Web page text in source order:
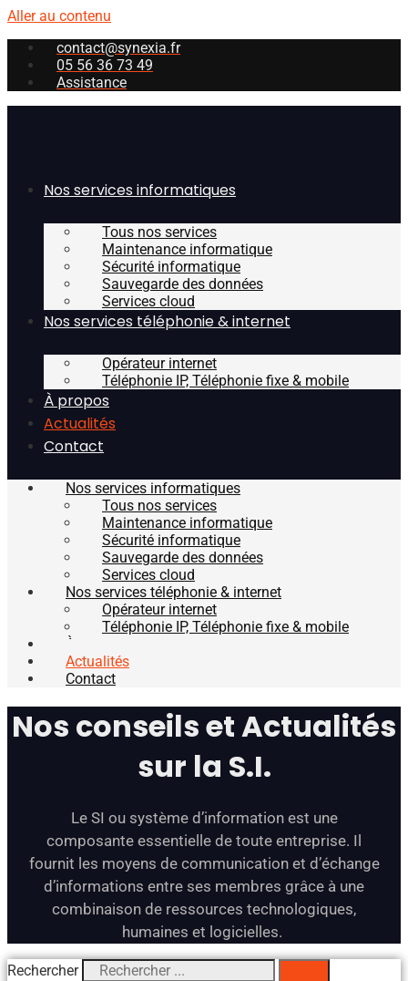
Aller au contenu
contact@synexia.fr
05 56 36 73 49
Assistance
Nos services informatiques
Tous nos services
Maintenance informatique
Sécurité informatique
Sauvegarde des données
Services cloud
Nos services téléphonie & internet
Opérateur internet
Téléphonie IP, Téléphonie fixe & mobile
À propos
Actualités
Contact
Nos services informatiques
Tous nos services
Maintenance informatique
Sécurité informatique
Sauvegarde des données
Services cloud
Nos services téléphonie & internet
Opérateur internet
Téléphonie IP, Téléphonie fixe & mobile
À propos
Actualités
Contact
Nos conseils et Actualités
sur la S.I.
Le SI ou système d’information est une
composante essentielle de toute entreprise. Il
fournit les moyens de communication et d’échange
d’informations entre ses membres grâce à une
combinaison de ressources technologiques,
humaines et logicielles.
Rechercher